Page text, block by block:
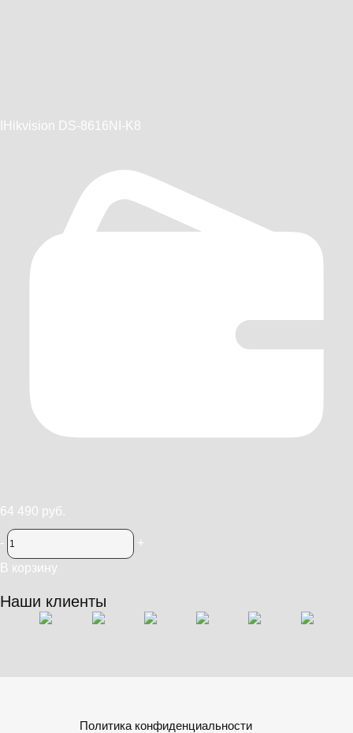
IHikvision DS-8616NI-K8
64 490 руб.
-
+
В корзину
Наши клиенты
Политика конфиденциальности